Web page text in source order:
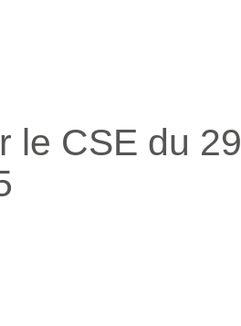
le CSE du 29